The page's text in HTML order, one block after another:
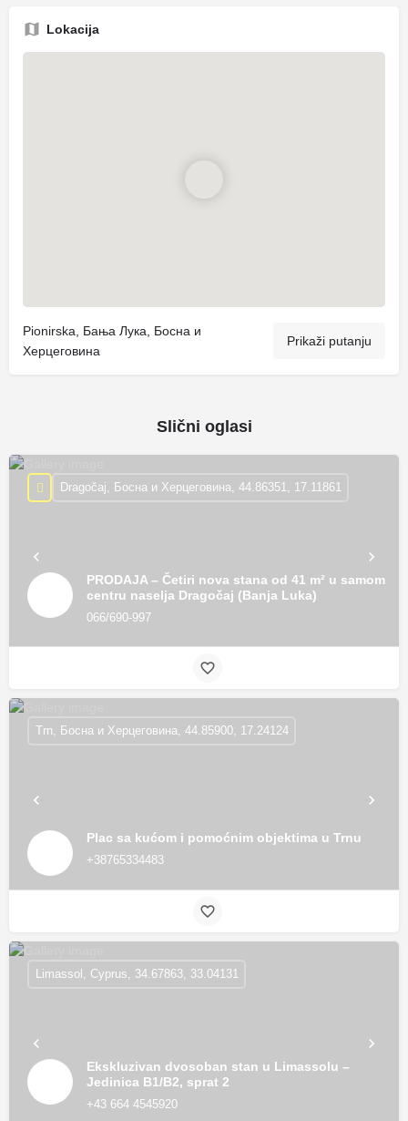
Lokacija
Pionirska, Бања Лука, Босна и
Херцеговина
Prikaži putanju
Slični oglasi
PRODAJA – Četiri nova stana od 41 m² u samom
centru naselja Dragočaj (Banja Luka)
066/690-997
Dragočaj, Босна и Херцеговина, 44.86351, 17.11861
Plac sa kućom i pomoćnim objektima u Trnu
+38765334483
Trn, Босна и Херцеговина, 44.85900, 17.24124
Ekskluzivan dvosoban stan u Limassolu –
Jedinica B1/B2, sprat 2
+43 664 4545920
Limassol, Cyprus, 34.67863, 33.04131